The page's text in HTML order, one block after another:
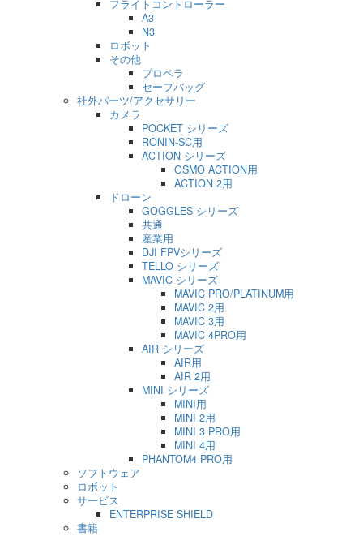
フライトコントローラー
A3
N3
ロボット
その他
プロペラ
セーフバッグ
社外パーツ/アクセサリー
カメラ
POCKET シリーズ
RONIN-SC用
ACTION シリーズ
OSMO ACTION用
ACTION 2用
ドローン
GOGGLES シリーズ
共通
産業用
DJI FPVシリーズ
TELLO シリーズ
MAVIC シリーズ
MAVIC PRO/PLATINUM用
MAVIC 2用
MAVIC 3用
MAVIC 4PRO用
AIR シリーズ
AIR用
AIR 2用
MINI シリーズ
MINI用
MINI 2用
MINI 3 PRO用
MINI 4用
PHANTOM4 PRO用
ソフトウェア
ロボット
サービス
ENTERPRISE SHIELD
書籍